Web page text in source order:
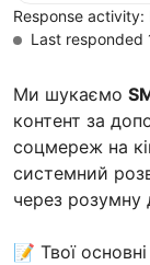
Ми шукаємо
контент за
соцмереж на
системний
через розумну
📝 Твої основні
Response activity:
Last responded